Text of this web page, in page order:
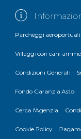
Parcheggi aeroportuali
Villaggi con cani
Condizioni Generali
Fondo Garanzia Astoi
Cerca l'Agenzia
Cookie Policy